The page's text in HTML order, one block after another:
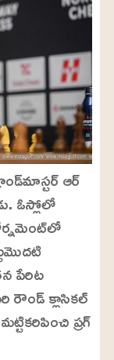
ఆర్
ఓస్లోలో
పేరిట
రౌండ్‌ క్లాసికల్
ప్రగ్‌